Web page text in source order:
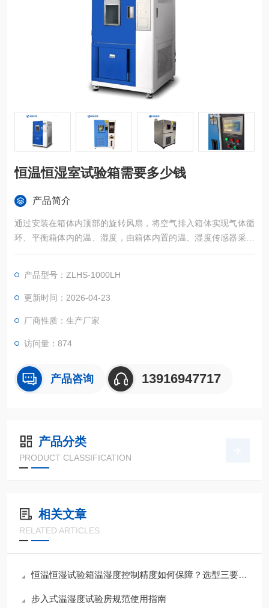
恒温恒湿室试验箱需要多少钱
产品简介
通过安装在箱体内顶部的旋转风扇，将空气排入箱体实现气体循
环、平衡箱体内的温、湿度，由箱体内置的温、湿度传感器采集
的数据，传至温、湿度控制器（微型信息处理器）进行编辑处
加热蒸发单元的共同完成。
恒温恒湿室试验箱需要多少钱
产品型号：ZLHS-1000LH
更新时间：2026-04-23
厂商性质：生产厂家
访问量：874
产品咨询 13916947717
产品分类
PRODUCT CLASSIFICATION
相关文章
RELATED ARTICLES
恒温恒湿试验箱温湿度控制精度如何保障？选型三要素与夏季运维要点
步入式温湿度试验房规范使用指南